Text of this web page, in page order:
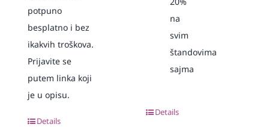
potpuno
besplatno i bez
ikakvih troškova.
Prijavite se
putem linka koji
je u opisu.
Details
na
svim
štandovima
sajma
Details